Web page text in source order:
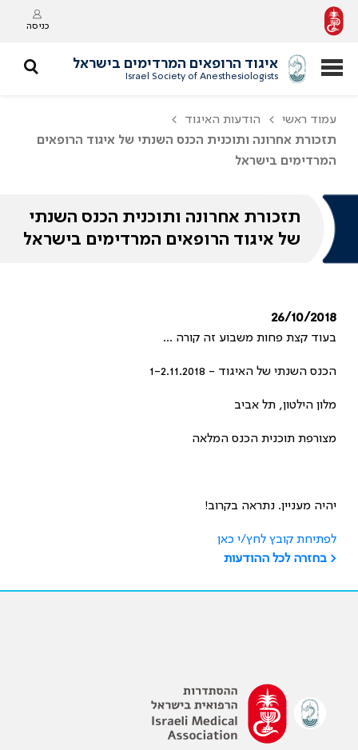
כניסה
איגוד הרופאים המרדימים בישראל
Israel Society of Anesthesiologists
עמוד ראשי
הודעות האיגוד
תזכורת אחרונה ותוכנית הכנס השנתי של איגוד הרופאים
המרדימים בישראל
תזכורת אחרונה ותוכנית הכנס השנתי
של איגוד הרופאים המרדימים בישראל
26/10/2018
בעוד קצת פחות משבוע זה קורה ...
הכנס השנתי של האיגוד - 1-2.11.2018
מלון הילטון, תל אביב
מצורפת תוכנית הכנס המלאה
יהיה מעניין. נתראה בקרוב!
לפתיחת קובץ לחץ/י כאן
< בחזרה לכל ההודעות